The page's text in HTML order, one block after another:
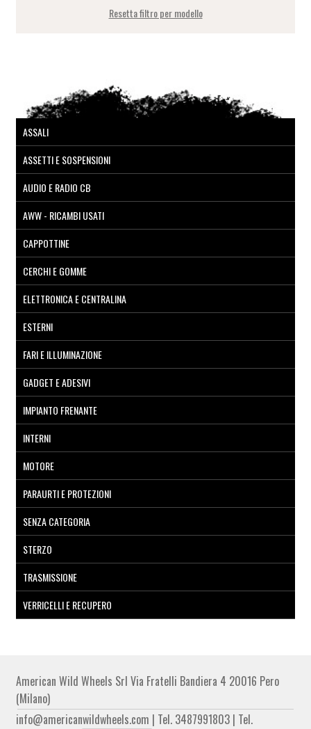
Resetta filtro per modello
ASSALI
ASSETTI E SOSPENSIONI
AUDIO E RADIO CB
AWW - RICAMBI USATI
CAPPOTTINE
CERCHI E GOMME
ELETTRONICA E CENTRALINA
ESTERNI
FARI E ILLUMINAZIONE
GADGET E ADESIVI
IMPIANTO FRENANTE
INTERNI
MOTORE
PARAURTI E PROTEZIONI
SENZA CATEGORIA
STERZO
TRASMISSIONE
VERRICELLI E RECUPERO
American Wild Wheels Srl Via Fratelli Bandiera 4 20016 Pero
(Milano)
info@americanwildwheels.com | Tel. 3487991803 | Tel.